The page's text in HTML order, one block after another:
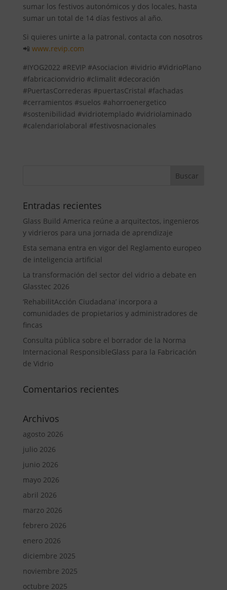
sumar los festivos autonómicos y dos locales, hasta
sumar un total de 14 días festivos al año.
Si quieres unirte a la patronal, contacta con nosotros
📲 www.revip.com
#IYOG2022 #REVIP #Asociacion #ividrio #VidrioPlano
#fabricacionvidrio #climalit #decoración
#PuertasCorrederas #puertasCristal #fachadas
#cerramientos #suelos #ahorroenergetico
#sostenibilidad #vidriotemplado #vidriolaminado
#calendariolaboral #festivosnacionales
Entradas recientes
Glass Build America reúne a arquitectos, ingenieros
y vidrieros para una jornada de aprendizaje
Esta semana entra en vigor del Reglamento europeo
de inteligencia artificial
La transformación del sector del vidrio a debate en
Glasstec 2026
‘RehabilitAcción Ciudadana’ incorpora a
comunidades de propietarios y administradores de
fincas
Consulta pública sobre el borrador de la Norma
Internacional ResponsibleGlass para la Fabricación
de Vidrio
Comentarios recientes
Archivos
agosto 2026
julio 2026
junio 2026
mayo 2026
abril 2026
marzo 2026
febrero 2026
enero 2026
diciembre 2025
noviembre 2025
octubre 2025